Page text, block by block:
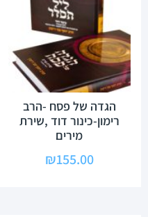
הגדה של פסח -הרב
רימון-כינור דוד ,שירת
מירים
₪155.00